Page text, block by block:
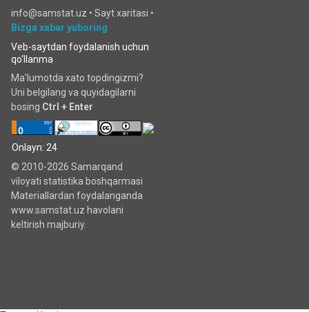
info@samstat.uz • Sayt xaritasi •
Bizga xabar yuboring
Veb-saytdan foydalanish uchun
qo‘llanma
Ma'lumotda xato topdingizmi?
Uni belgilang va quyidagilarni
bosing Ctrl + Enter
Onlayn: 24
© 2010-2026 Samarqand
viloyati statistika boshqarmasi
Materiallardan foydalanganda
www.samstat.uz havolani
keltirish majburiy.